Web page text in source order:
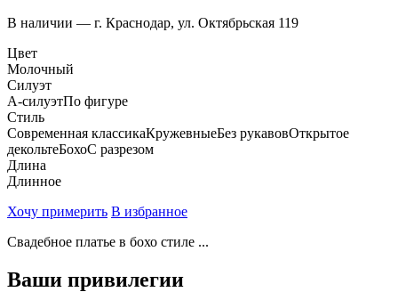
В наличии — г. Краснодар, ул. Октябрьская 119
Цвет
Молочный
Силуэт
А-силуэтПо фигуре
Стиль
Современная классикаКружевныеБез рукавовОткрытое
декольтеБохоС разрезом
Длина
Длинное
Хочу примерить В избранное
Свадебное платье в бохо стиле ...
Ваши привилегии